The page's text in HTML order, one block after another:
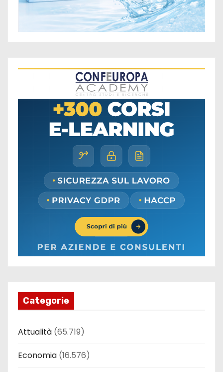
Categorie
Attualità (65.719)
Economia (16.576)